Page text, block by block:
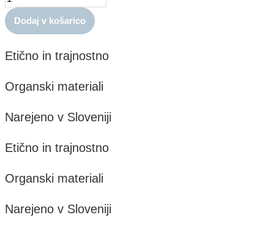
Dodaj v košarico
Etično in trajnostno
Organski materiali
Narejeno v Sloveniji
Etično in trajnostno
Organski materiali
Narejeno v Sloveniji